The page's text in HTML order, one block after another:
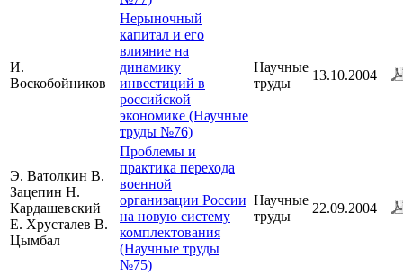
И.
Воскобойников
Нерыночный
капитал и его
влияние на
динамику
инвестиций в
российской
экономике (Научные
труды №76)
Научные
труды
13.10.2004
Э. Ватолкин В.
Зацепин Н.
Кардашевский
Е. Хрусталев В.
Цымбал
Проблемы и
практика перехода
военной
организации России
на новую систему
комплектования
(Научные труды
№75)
Научные
труды
22.09.2004